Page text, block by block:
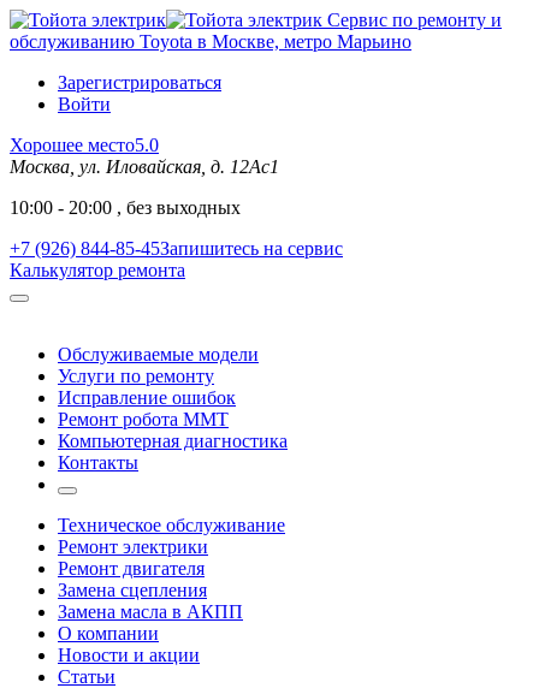
Сервис по ремонту и
обслуживанию Toyota в Москве, метро Марьино
Зарегистрироваться
Войти
Хорошее место5.0
Москва, ул. Иловайская, д. 12Ас1
10:00 - 20:00 , без выходных
+7 (926) 844-85-45Запишитесь на сервис
Калькулятор ремонта
Обслуживаемые модели
Услуги по ремонту
Исправление ошибок
Ремонт робота MMT
Компьютерная диагностика
Контакты
Техническое обслуживание
Ремонт электрики
Ремонт двигателя
Замена сцепления
Замена масла в АКПП
О компании
Новости и акции
Статьи